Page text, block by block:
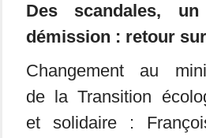
Des scandales,
démission : retour
Changement au
de la Transition
et solidaire :